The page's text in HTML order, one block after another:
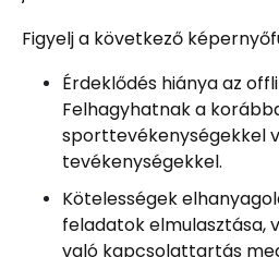
Figyelj a következő
Érdeklődés hiánya az
Felhagyhatnak a
sporttevékenységekkel
tevékenységekkel.
Kötelességek
feladatok elmulasztása,
való kapcsolattartás